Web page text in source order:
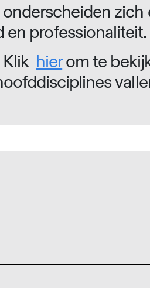
professionaliteit.
hierom te